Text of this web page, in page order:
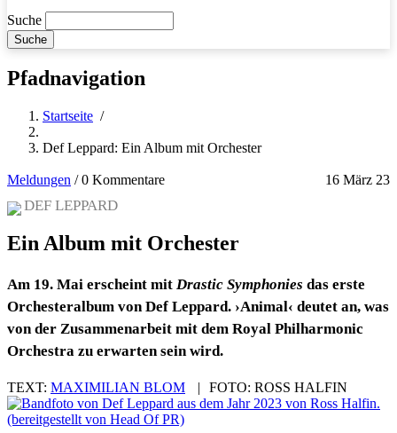
Suche
Pfadnavigation
Startseite /
Def Leppard: Ein Album mit Orchester
Meldungen 16 März 23
/0 Kommentare
DEF LEPPARD
Ein Album mit Orchester
Am 19. Mai erscheint mit Drastic Symphonies das erste
Orchesteralbum von Def Leppard. ›Animal‹ deutet an, was
von der Zusammenarbeit mit dem Royal Philharmonic
Orchestra zu erwarten sein wird.
TEXT: MAXIMILIAN BLOM | FOTO: ROSS HALFIN